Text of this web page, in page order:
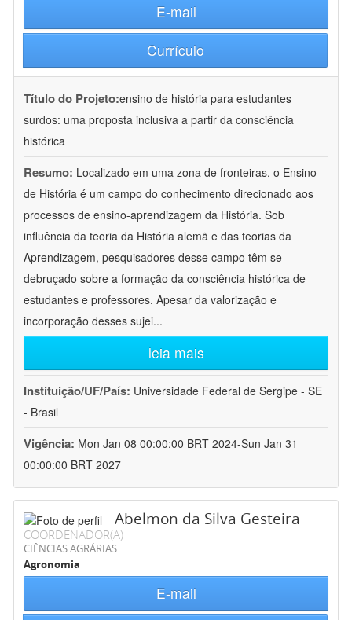
E-mail
Currículo
Título do Projeto:ensino de história para estudantes
surdos: uma proposta inclusiva a partir da consciência
histórica
Resumo: Localizado em uma zona de fronteiras, o Ensino
de História é um campo do conhecimento direcionado aos
processos de ensino-aprendizagem da História. Sob
influência da teoria da História alemã e das teorias da
Aprendizagem, pesquisadores desse campo têm se
debruçado sobre a formação da consciência histórica de
estudantes e professores. Apesar da valorização e
incorporação desses sujei...
leia mais
Instituição/UF/País: Universidade Federal de Sergipe - SE
- Brasil
Vigência: Mon Jan 08 00:00:00 BRT 2024-Sun Jan 31
00:00:00 BRT 2027
Abelmon da Silva Gesteira
COORDENADOR(A)
CIÊNCIAS AGRÁRIAS
Agronomia
E-mail